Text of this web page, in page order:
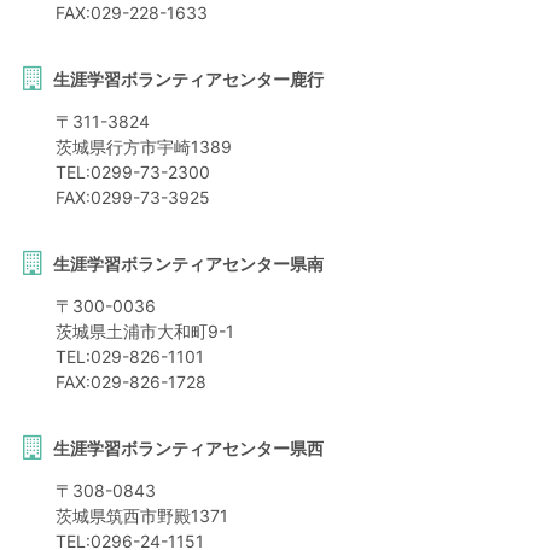
FAX:029-228-1633
生涯学習ボランティアセンター鹿行
〒 311-3824
茨城県行方市宇崎1389
TEL:0299-73-2300
FAX:0299-73-3925
生涯学習ボランティアセンター県南
〒 300-0036
茨城県土浦市大和町9-1
TEL:029-826-1101
FAX:029-826-1728
生涯学習ボランティアセンター県西
〒 308-0843
茨城県筑西市野殿1371
TEL:0296-24-1151